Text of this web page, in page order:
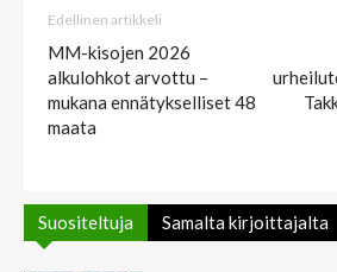
Edellinen artikkeli
MM-kisojen 2026
alkulohkot arvottu –
mukana ennätykselliset 48
maata
Suositeltuja Samalta kirjoittajalta